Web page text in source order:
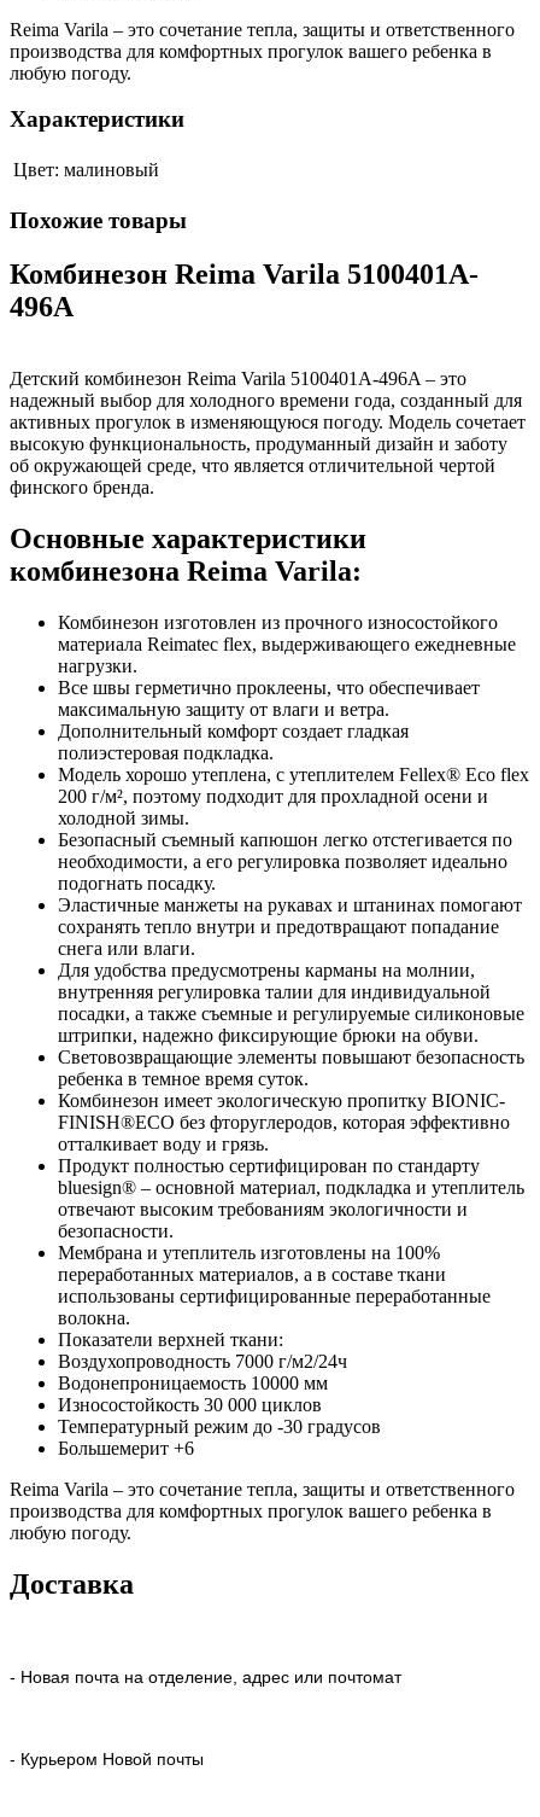
Reima Varila – это сочетание тепла, защиты и ответственного
производства для комфортных прогулок вашего ребенка в
любую погоду.
Характеристики
Цвет: малиновый
Похожие товары
Комбинезон Reima Varila 5100401A-
496A
Детский комбинезон Reima Varila 5100401A-496A – это
надежный выбор для холодного времени года, созданный для
активных прогулок в изменяющуюся погоду. Модель сочетает
высокую функциональность, продуманный дизайн и заботу
об окружающей среде, что является отличительной чертой
финского бренда.
Основные характеристики
комбинезона Reima Varila:
Комбинезон изготовлен из прочного износостойкого
материала Reimatec flex, выдерживающего ежедневные
нагрузки.
Все швы герметично проклеены, что обеспечивает
максимальную защиту от влаги и ветра.
Дополнительный комфорт создает гладкая
полиэстеровая подкладка.
Модель хорошо утеплена, с утеплителем Fellex® Eco flex
200 г/м², поэтому подходит для прохладной осени и
холодной зимы.
Безопасный съемный капюшон легко отстегивается по
необходимости, а его регулировка позволяет идеально
подогнать посадку.
Эластичные манжеты на рукавах и штанинах помогают
сохранять тепло внутри и предотвращают попадание
снега или влаги.
Для удобства предусмотрены карманы на молнии,
внутренняя регулировка талии для индивидуальной
посадки, а также съемные и регулируемые силиконовые
штрипки, надежно фиксирующие брюки на обуви.
Световозвращающие элементы повышают безопасность
ребенка в темное время суток.
Комбинезон имеет экологическую пропитку BIONIC-
FINISH®ECO без фторуглеродов, которая эффективно
отталкивает воду и грязь.
Продукт полностью сертифицирован по стандарту
bluesign® – основной материал, подкладка и утеплитель
отвечают высоким требованиям экологичности и
безопасности.
Мембрана и утеплитель изготовлены на 100%
переработанных материалов, а в составе ткани
использованы сертифицированные переработанные
волокна.
Показатели верхней ткани:
Воздухопроводность 7000 г/м2/24ч
Водонепроницаемость 10000 мм
Износостойкость 30 000 циклов
Температурный режим до -30 градусов
Большемерит +6
Reima Varila – это сочетание тепла, защиты и ответственного
производства для комфортных прогулок вашего ребенка в
любую погоду.
Доставка
- Новая почта на отделение, адрес или почтомат
- Курьером Новой почты